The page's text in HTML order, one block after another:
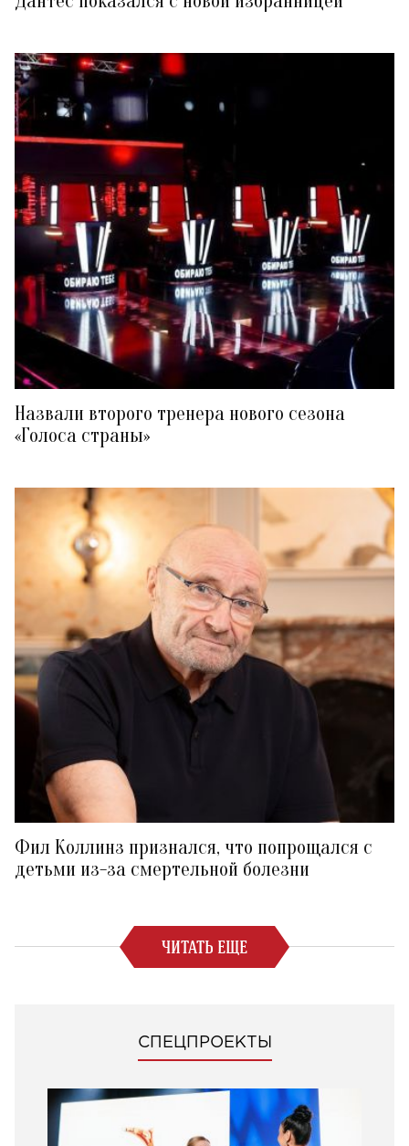
Назвали второго тренера нового сезона
«Голоса страны»
Фил Коллинз признался, что попрощался с
детьми из-за смертельной болезни
ЧИТАТЬ ЕЩЕ
СПЕЦПРОЕКТЫ